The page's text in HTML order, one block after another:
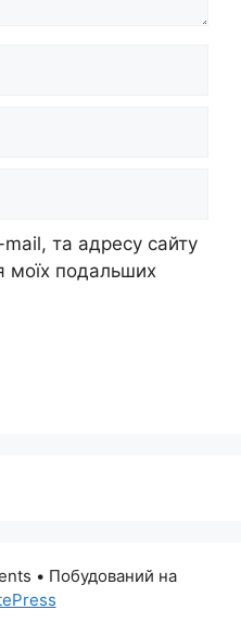
та адресу сайту
моїх подальших
• Побудований на